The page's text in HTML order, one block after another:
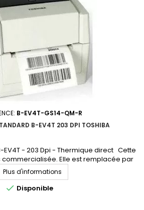
B-EV4T-GS14-QM-R
B-EV4T 203 DPI TOSHIBA
EV4T - 203 Dpi - Thermique direct Cette
Elle est remplacée par
à la fiche produit en cliquant ici)
Plus d'informations
 Disponible